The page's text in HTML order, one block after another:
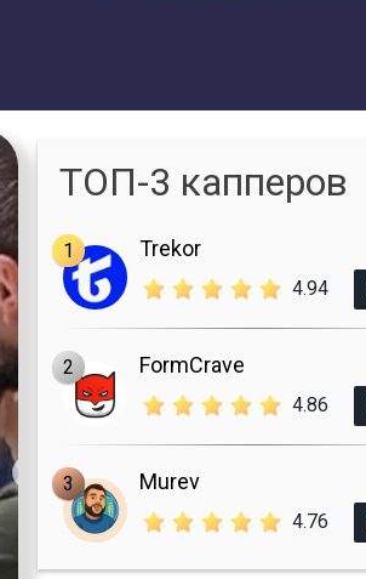
ТОП-3 капперов
1 Trekor
4.94
2 FormCrave
4.86
3 Murev
4.76